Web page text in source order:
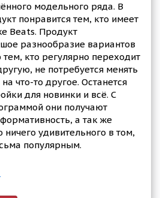
модельного ряда. В
понравится тем, кто имеет
Beats. Продукт
разнообразие вариантов
тем, кто регулярно переходит
не потребуется менять
что-то другое. Останется
для новинки и всё. С
они получают
а так же
ничего удивительного в том,
популярным.